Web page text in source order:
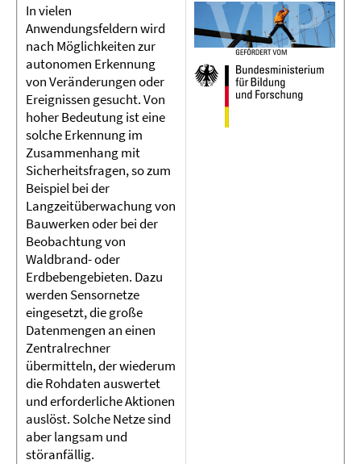
In vielen
Anwendungsfeldern wird
nach Möglichkeiten zur
autonomen Erkennung
von Veränderungen oder
Ereignissen gesucht. Von
hoher Bedeutung ist eine
solche Erkennung im
Zusammenhang mit
Sicherheitsfragen, so zum
Beispiel bei der
Langzeitüberwachung von
Bauwerken oder bei der
Beobachtung von
Waldbrand- oder
Erdbebengebieten. Dazu
werden Sensornetze
eingesetzt, die große
Datenmengen an einen
Zentralrechner
übermitteln, der wiederum
die Rohdaten auswertet
und erforderliche Aktionen
auslöst. Solche Netze sind
aber langsam und
störanfällig.